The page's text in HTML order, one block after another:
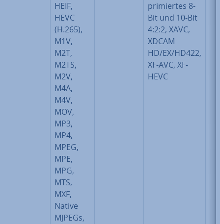
HEIF,
HEVC
(H.265),
M1V,
M2T,
M2TS,
M2V,
M4A,
M4V,
MOV,
MP3,
MP4,
MPEG,
MPE,
MPG,
MTS,
MXF,
Native
MJPEGs,
pri­mier­tes 8-
Bit und 10-Bit
4:2:2, XAVC,
XDCAM
HD/EX/HD422,
XF-AVC, XF-
HEVC